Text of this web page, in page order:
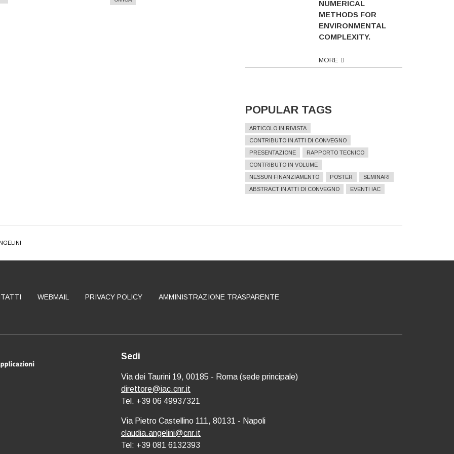
NUMERICAL
METHODS FOR
ENVIRONMENTAL
COMPLEXITY.
MORE
POPULAR TAGS
ARTICOLO IN RIVISTA
CONTRIBUTO IN ATTI DI CONVEGNO
PRESENTAZIONE
RAPPORTO TECNICO
CONTRIBUTO IN VOLUME
NESSUN FINANZIAMENTO
POSTER
SEMINARI
ABSTRACT IN ATTI DI CONVEGNO
EVENTI IAC
WEBMAIL PRIVACY POLICY AMMINISTRAZIONE TRASPARENTE
Sedi
Via dei Taurini 19, 00185 - Roma (sede principale)
direttore@iac.cnr.it
Tel. +39 06 49937321
Via Pietro Castellino 111, 80131 - Napoli
claudia.angelini@cnr.it
Tel: +39 081 6132393